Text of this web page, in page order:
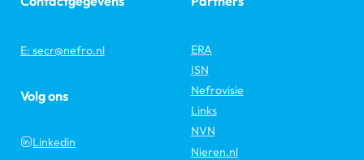
E: secr@nefro.nl
Volg ons
Linkedin
ERA
ISN
Nefrovisie
Links
NVN
Nieren.nl